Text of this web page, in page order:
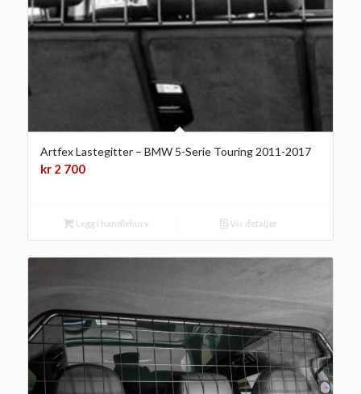
Artfex Lastegitter – BMW 5-Serie Touring 2011-2017
kr2 700
Legg i handlekurv Vis detaljer